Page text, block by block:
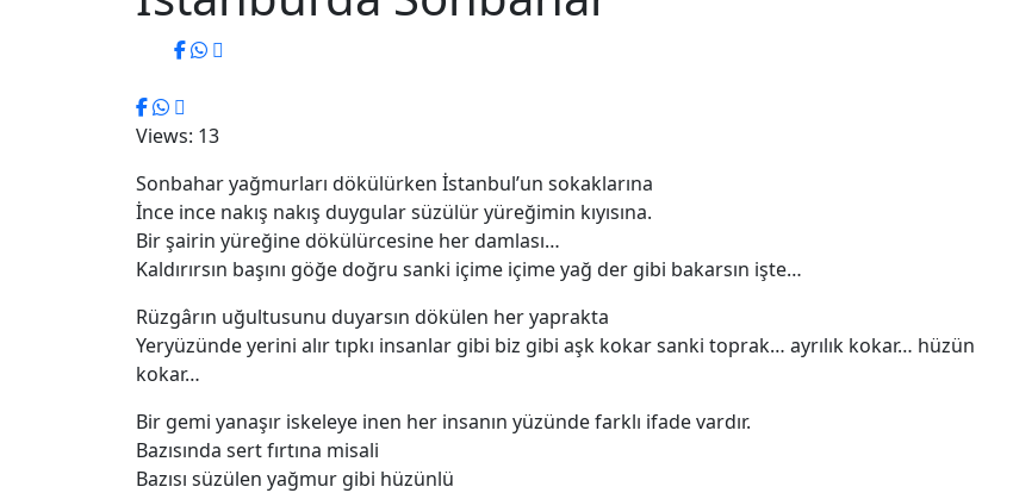
Views: 13
Sonbahar yağmurları dökülürken İstanbul’un sokaklarına
İnce ince nakış nakış duygular süzülür yüreğimin kıyısına.
Bir şairin yüreğine dökülürcesine her damlası…
Kaldırırsın başını göğe doğru sanki içime içime yağ der gibi bakarsın işte…
Rüzgârın uğultusunu duyarsın dökülen her yaprakta
Yeryüzünde yerini alır tıpkı insanlar gibi biz gibi aşk kokar sanki toprak… ayrılık kokar… hüzün
kokar…
Bir gemi yanaşır iskeleye inen her insanın yüzünde farklı ifade vardır.
Bazısında sert fırtına misali
Bazısı süzülen yağmur gibi hüzünlü